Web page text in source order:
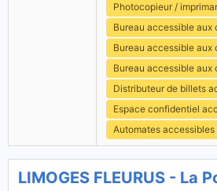
Photocopieur /
Bureau accessible
Bureau accessible
Bureau accessible
Distributeur de billets
Espace confidentiel
Automates
LIMOGES FLEURUS - La